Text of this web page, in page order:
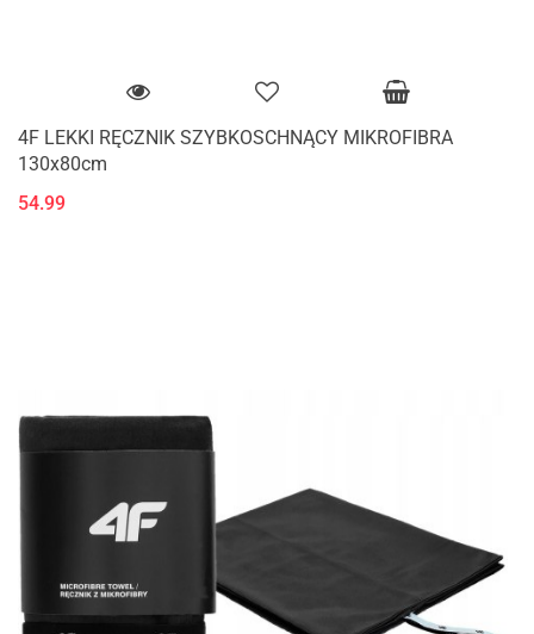
4F LEKKI RĘCZNIK SZYBKOSCHNĄCY MIKROFIBRA
130x80cm
54.99